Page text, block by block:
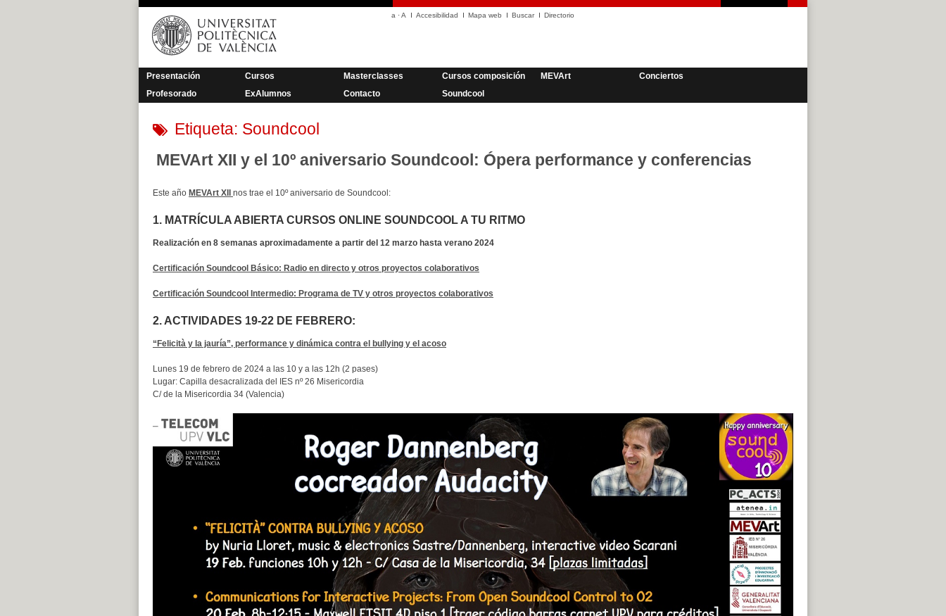
Saltar
contenido
a ·A Accesibilidad Mapa web Buscar Directorio
Presentación Cursos Masterclasses Cursos composición MEVArt
Conciertos
Profesorado
ExAlumnos Contacto Soundcool
Etiqueta: Soundcool
MEVArt XII y el 10º aniversario Soundcool: Ópera performance y conferencias
Este año MEVArt XII nos trae el 10º aniversario de Soundcool:
1. MATRÍCULA ABIERTA CURSOS ONLINE SOUNDCOOL A TU RITMO
Realización en 8 semanas aproximadamente a partir del 12 marzo hasta verano 2024
Certificación Soundcool Básico: Radio en directo y otros proyectos colaborativos
Certificación Soundcool Intermedio: Programa de TV y otros proyectos colaborativos
2. ACTIVIDADES 19-22 DE FEBRERO:
“Felicità y la jauría”, performance y dinámica contra el bullying y el acoso
Lunes 19 de febrero de 2024 a las 10 y a las 12h (2 pases)
Lugar: Capilla desacralizada del IES nº 26 Misericordia
C/ de la Misericordia 34 (Valencia)